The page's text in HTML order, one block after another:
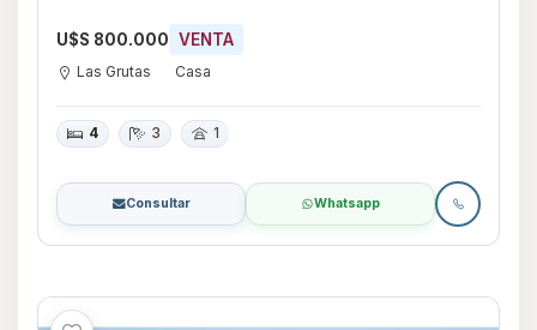
U$S 800.000 VENTA
Las Grutas Casa
4 3 1
Consultar Whatsapp